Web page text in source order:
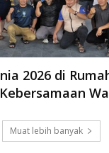
2026 di
Muat lebih banyak